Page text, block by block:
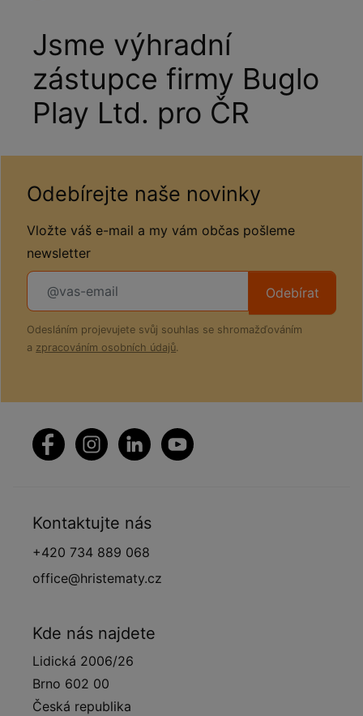
Jsme výhradní
zástupce firmy Buglo
Play Ltd. pro ČR
Odebírejte naše novinky
Vložte váš e-mail a my vám občas pošleme
newsletter
Odebírat
Odesláním projevujete svůj souhlas se shromažďováním
a zpracováním osobních údajů.
Kontaktujte nás
+420 734 889 068
office@hristematy.cz
Kde nás najdete
Lidická 2006/26
Brno 602 00
Česká republika